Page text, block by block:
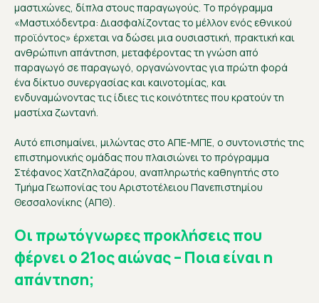
μαστιχώνες, δίπλα στους παραγωγούς. Το πρόγραμμα
«Μαστιχόδεντρα: Διασφαλίζοντας το μέλλον ενός εθνικού
προϊόντος» έρχεται να δώσει μια ουσιαστική, πρακτική και
ανθρώπινη απάντηση, μεταφέροντας τη γνώση από
παραγωγό σε παραγωγό, οργανώνοντας για πρώτη φορά
ένα δίκτυο συνεργασίας και καινοτομίας, και
ενδυναμώνοντας τις ίδιες τις κοινότητες που κρατούν τη
μαστίχα ζωντανή.
Αυτό επισημαίνει, μιλώντας στο ΑΠΕ-ΜΠΕ, ο συντονιστής της
επιστημονικής ομάδας που πλαισιώνει το πρόγραμμα
Στέφανος Χατζηλαζάρου, αναπληρωτής καθηγητής στο
Τμήμα Γεωπονίας του Αριστοτέλειου Πανεπιστημίου
Θεσσαλονίκης (ΑΠΘ).
Οι πρωτόγνωρες προκλήσεις που
φέρνει ο 21ος αιώνας – Ποια είναι η
απάντηση;